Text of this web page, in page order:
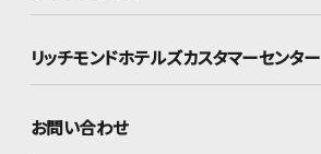
リッチモンドホテルズカスタマーセンター
お問い合わせ